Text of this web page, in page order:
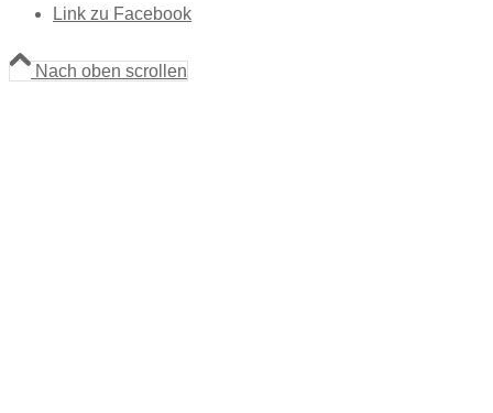
Link zu Facebook
Nach oben scrollen